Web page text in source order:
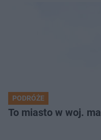
PODRÓŻE
To miasto w woj.